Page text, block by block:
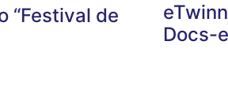
“Festival de
Docs-